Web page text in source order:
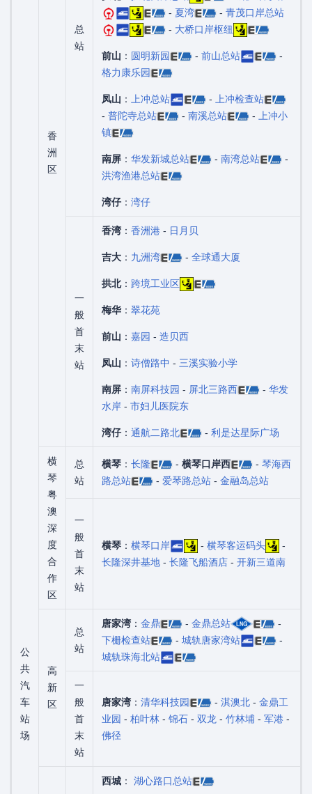
公
共
汽
车
站
场
香
洲
区
总
站
- 夏湾 - 青茂口岸总站
- 大桥口岸枢纽
前山 ： 圆明新园 - 前山总站
-
格力康乐园
凤山 ： 上冲总站 -
上冲检查站
- 普陀寺总站 - 南溪总站 -
上冲小
镇
南屏 ： 华发新城总站 - 南湾总站
-
洪湾渔港总站
湾仔 ： 湾仔
一
般
首
末
站
香湾 ： 香洲港 - 日月贝
吉大 ： 九洲湾 - 全球通大厦
拱北： 跨境工业区
梅华： 翠花苑
前山 ： 嘉园 - 造贝西
凤山 ： 诗僧路中 - 三溪实验小学
南屏 ： 南屏科技园 - 屏北三路西 - 华发
水岸 - 市妇儿医院东
湾仔 ： 通航二路北 - 利是达星际广场
横
琴
粤
澳
深
度
合
作
区
总
站
横琴 ： 长隆 - 横琴口岸西 - 琴海西
路总站
- 爱琴路总站 - 金融岛总站
一
般
首
末
站
横琴 ： 横琴口岸 - 横琴客运码头
-
长隆深井基地 - 长隆飞船酒店 - 开新三道南
高
新
区
总
站
唐家湾 ： 金鼎 - 金鼎总站
-
下栅检查站
- 城轨唐家湾站
-
城轨珠海北站
一
般
首
末
站
唐家湾 ： 清华科技园 - 淇澳北 - 金鼎工
业园 - 柏叶林 - 锦石 - 双龙 - 竹林埔 - 军港 -
佛径
西城 ： 湖心路口总站